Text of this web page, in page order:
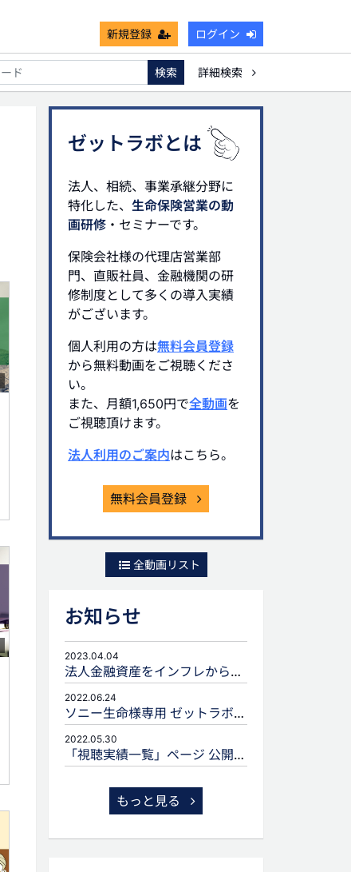
新規登録 ログイン
死亡保険金非課税枠 キャッシュフロー 宗教法人
検索
詳細検索
ゼットラボとは
法人、相続、事業承継分野に
特化した、 生命保険営業の動
画研修 ・セミナーです。
保険会社様の代理店営業部
門、直販社員、金融機関の研
修制度として多くの導入実績
がございます。
個人利用の方は無料会員登録
から無料動画をご視聴くださ
い。
また、月額1,650円で全動画を
ご視聴頂けます。
法人利用のご案内はこちら。
無料会員登録
全動画リスト
お知らせ
2023.04.04
法人金融資産をインフレから守るための生命保険活用
2022.06.24
ソニー生命様専用 ゼットラボforLIFEPLANNERのご案内
2022.05.30
「視聴実績一覧」ページ 公開のお知らせ
もっと見る